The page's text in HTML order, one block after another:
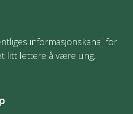
informasjonskanal for
litt lettere å være ung.